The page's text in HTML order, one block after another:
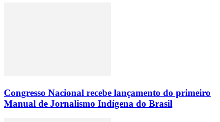
Congresso Nacional recebe lançamento do primeiro
Manual de Jornalismo Indígena do Brasil